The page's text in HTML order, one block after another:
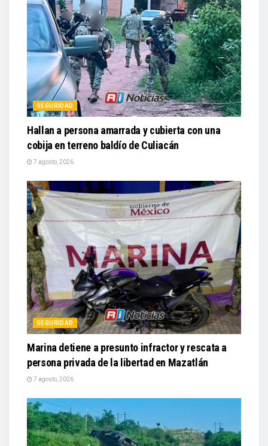
SEGURIDAD
Hallan a persona amarrada y cubierta con una
cobija en terreno baldío de Culiacán
7 agosto, 2026
SEGURIDAD
Marina detiene a presunto infractor y rescata a
persona privada de la libertad en Mazatlán
7 agosto, 2026